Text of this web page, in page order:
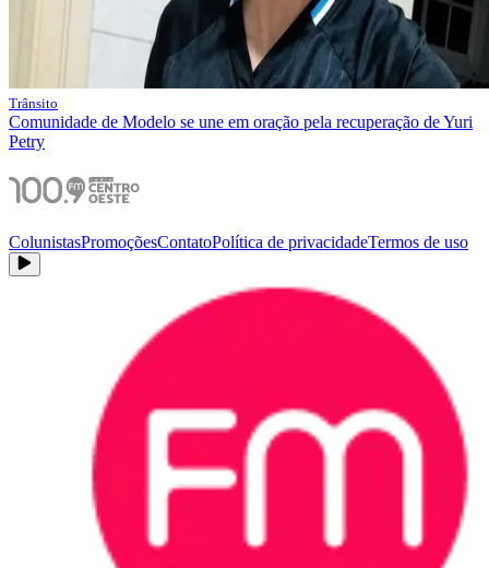
Trânsito
Comunidade de Modelo se une em oração pela recuperação de Yuri
Petry
ColunistasPromoçõesContatoPolítica de privacidadeTermos de uso